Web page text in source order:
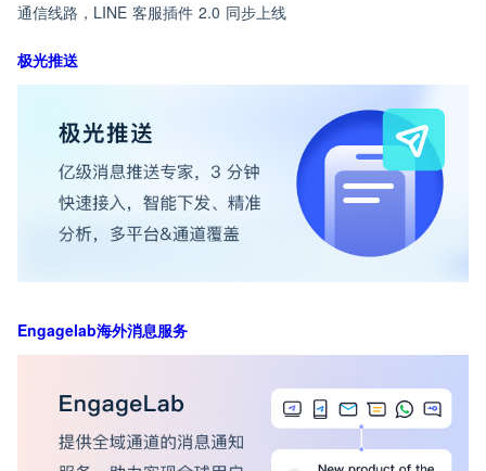
通信线路，LINE 客服插件 2.0 同步上线
极光推送
Engagelab海外消息服务